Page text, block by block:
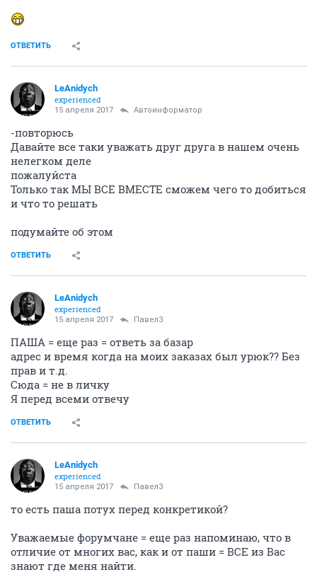
ОТВЕТИТЬ
LeAnidych
experienced
15 апреля 2017 Автоинформатор
-повторюсь
Давайте все таки уважать друг друга в нашем очень
нелегком деле
пожалуйста
Только так МЫ ВСЕ ВМЕСТЕ сможем чего то добиться
и что то решать
подумайте об этом
ОТВЕТИТЬ
LeAnidych
experienced
15 апреля 2017 Павел3
ПАША = еще раз = ответь за базар
адрес и время когда на моих заказах был урюк?? Без
прав и т.д.
Сюда = не в личку
Я перед всеми отвечу
ОТВЕТИТЬ
LeAnidych
experienced
15 апреля 2017 Павел3
то есть паша потух перед конкретикой?
Уважаемые форумчане = еще раз напоминаю, что в
отличие от многих вас, как и от паши = ВСЕ из Вас
знают где меня найти.